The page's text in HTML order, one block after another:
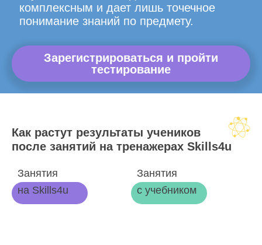
комплексным и дает лишь точечное
понимание знаний по предмету.
Зарегистрироваться и пройти
тестирование
Как растут результаты учеников
после занятий на тренажерах Skills4u
Занятия
на Skills4u
Занятия
с учебником